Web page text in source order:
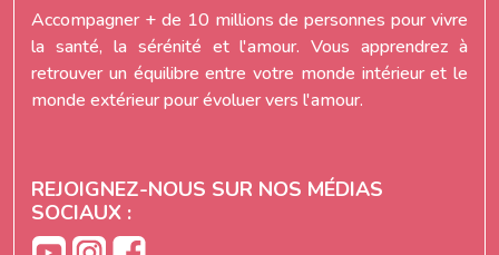
Accompagner + de 10 millions de personnes pour vivre
la santé, la sérénité et l'amour. Vous apprendrez à
retrouver un équilibre entre votre monde intérieur et le
monde extérieur pour évoluer vers l'amour.
REJOIGNEZ-NOUS SUR NOS MÉDIAS
SOCIAUX :